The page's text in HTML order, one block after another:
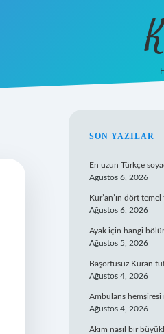
SON YAZILAR
En uzun Türkçe
Ağustos 6, 2026
Kur’an’ın dört
Ağustos 6, 2026
Ayak için hangi
Ağustos 5, 2026
Başörtüsüz Kuran
Ağustos 4, 2026
Ambulans hemşiresi
Ağustos 4, 2026
Akım nasıl bir